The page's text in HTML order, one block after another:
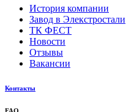
История компании
Завод в Элекстростали
ТК ФЕСТ
Новости
Отзывы
Вакансии
Контакты
FAQ